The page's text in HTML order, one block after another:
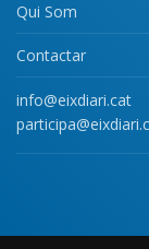
Qui Som
Contactar
info@eixdiari.cat